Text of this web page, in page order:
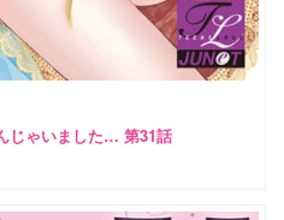
じゃいました… 第31話